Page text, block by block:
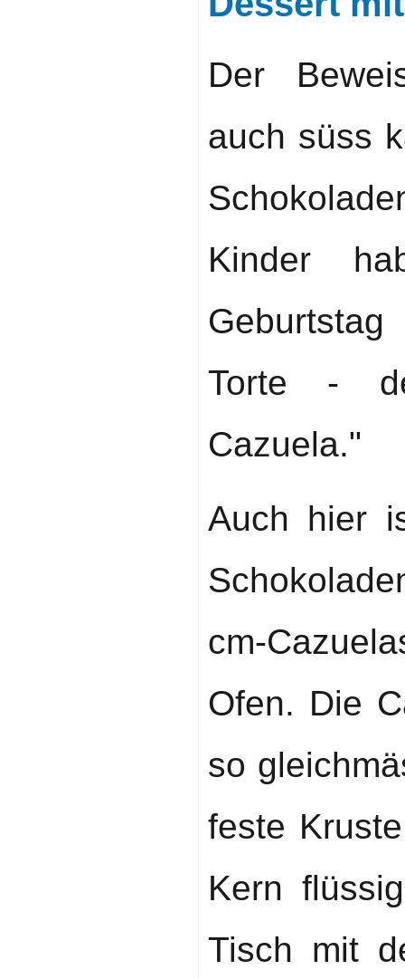
Der
auch süss
Kinder
Torte -
Cazuela."
Auch hier
cm-
Ofen. Die
so
feste
Kern
Tisch mit